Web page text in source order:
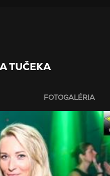
TUČEKA
FOTOGALÉRIA